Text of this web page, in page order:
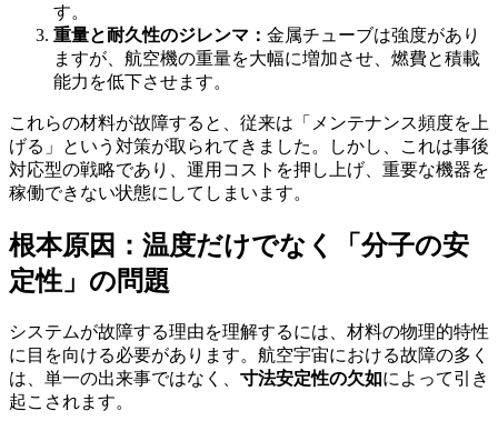
す。
重量と耐久性のジレンマ： 金属チューブは強度があり
ますが、航空機の重量を大幅に増加させ、燃費と積載
能力を低下させます。
これらの材料が故障すると、従来は「メンテナンス頻度を上
げる」という対策が取られてきました。しかし、これは事後
対応型の戦略であり、運用コストを押し上げ、重要な機器を
稼働できない状態にしてしまいます。
根本原因：温度だけでなく「分子の安
定性」の問題
システムが故障する理由を理解するには、材料の物理的特性
に目を向ける必要があります。航空宇宙における故障の多く
は、単一の出来事ではなく、 寸法安定性の欠如によって引き
起こされます。